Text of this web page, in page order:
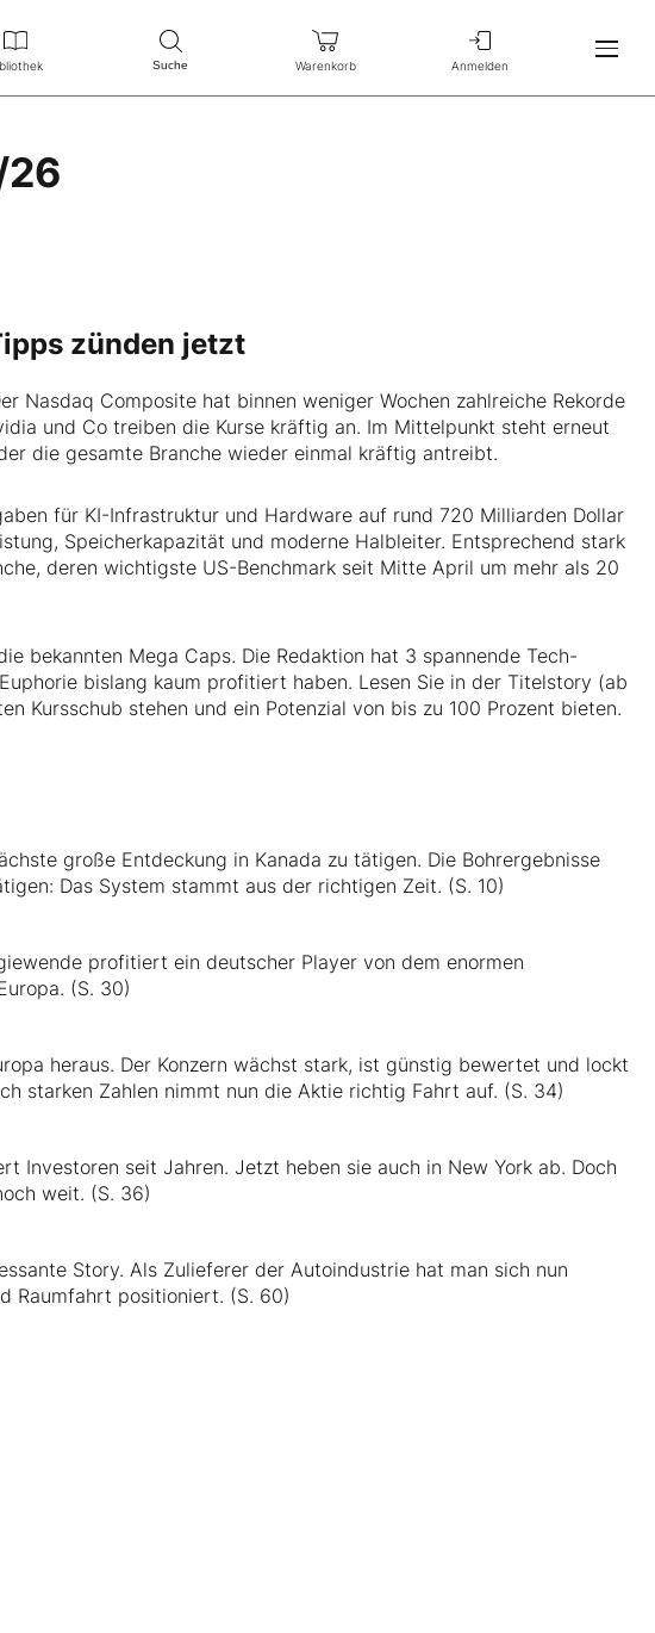
Suche Warenkorb Anmelden
26
zünden jetzt
Nasdaq Composite hat binnen weniger Wochen zahlreiche Rekorde
und Co treiben die Kurse kräftig an. Im Mittelpunkt steht erneut
die gesamte Branche wieder einmal kräftig antreibt.
für KI-Infrastruktur und Hardware auf rund 720 Milliarden Dollar
Speicherkapazität und moderne Halbleiter. Entsprechend stark
deren wichtigste US-Benchmark seit Mitte April um mehr als 20
bekannten Mega Caps. Die Redaktion hat 3 spannende Tech-
bislang kaum profitiert haben. Lesen Sie in der Titelstory (ab
Kursschub stehen und ein Potenzial von bis zu 100 Prozent bieten.
große Entdeckung in Kanada zu tätigen. Die Bohrergebnisse
Das System stammt aus der richtigen Zeit. (S. 10)
profitiert ein deutscher Player von dem enormen
(S. 30)
heraus. Der Konzern wächst stark, ist günstig bewertet und lockt
starken Zahlen nimmt nun die Aktie richtig Fahrt auf. (S. 34)
Investoren seit Jahren. Jetzt heben sie auch in New York ab. Doch
weit. (S. 36)
Story. Als Zulieferer der Autoindustrie hat man sich nun
Raumfahrt positioniert. (S. 60)